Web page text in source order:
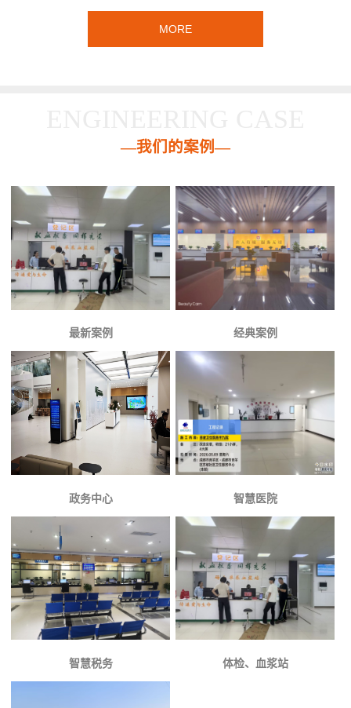
MORE
—我们的案例—
最新案例 经典案例
政务中心 智慧医院
智慧税务 体检、血浆站